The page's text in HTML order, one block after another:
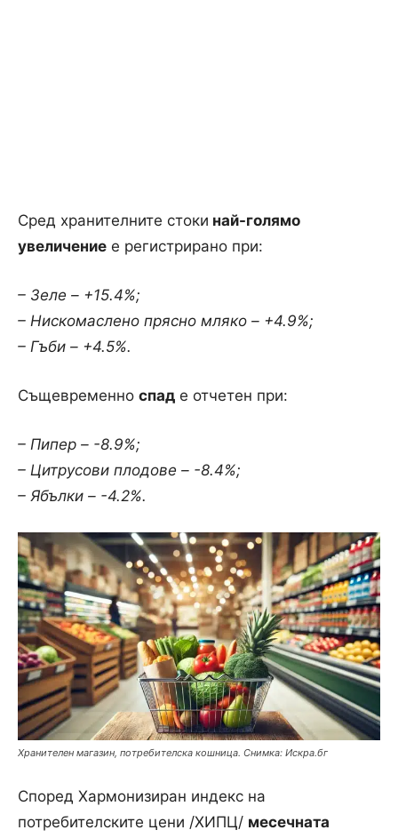
Сред хранителните стоки най-голямо
увеличение е регистрирано при:
– Зеле – +15.4%;
– Нискомаслено прясно мляко – +4.9%;
– Гъби – +4.5%.
Същевременно спад е отчетен при:
– Пипер – -8.9%;
– Цитрусови плодове – -8.4%;
– Ябълки – -4.2%.
Хранителен магазин, потребителска кошница. Снимка: Искра.бг
Според Хармонизиран индекс на
потребителските цени /ХИПЦ/ месечната